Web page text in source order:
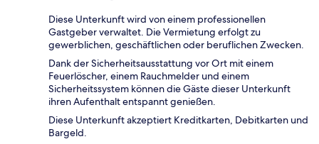
Diese Unterkunft wird von einem professionellen
Gastgeber verwaltet. Die Vermietung erfolgt zu
gewerblichen, geschäftlichen oder beruflichen Zwecken.
Dank der Sicherheitsausstattung vor Ort mit einem
Feuerlöscher, einem Rauchmelder und einem
Sicherheitssystem können die Gäste dieser Unterkunft
ihren Aufenthalt entspannt genießen.
Diese Unterkunft akzeptiert Kreditkarten, Debitkarten und
Bargeld.